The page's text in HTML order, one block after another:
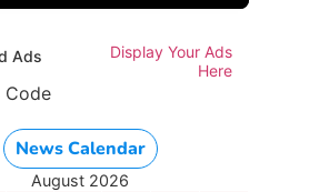
Ads
Display Your Ads
Here
Code
News Calendar
August 2026